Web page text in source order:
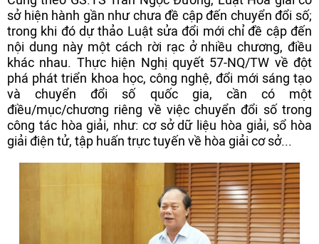
sở hiện hành gần như chưa đề cập đến chuyển đổi số;
trong khi đó dự thảo Luật sửa đổi mới chỉ đề cập đến
nội dung này một cách rời rạc ở nhiều chương, điều
khác nhau. Thực hiện Nghị quyết 57-NQ/TW về đột
phá phát triển khoa học, công nghệ, đổi mới sáng tạo
và chuyển đổi số quốc gia, cần có một
điều/mục/chương riêng về việc chuyển đổi số trong
công tác hòa giải, như: cơ sở dữ liệu hòa giải, sổ hòa
giải điện tử, tập huấn trực tuyến về hòa giải cơ sở...